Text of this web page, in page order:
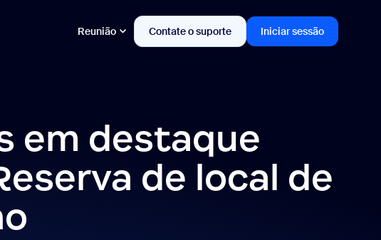
Reunião Contate o suporte Iniciar sessão
em destaque
de local de